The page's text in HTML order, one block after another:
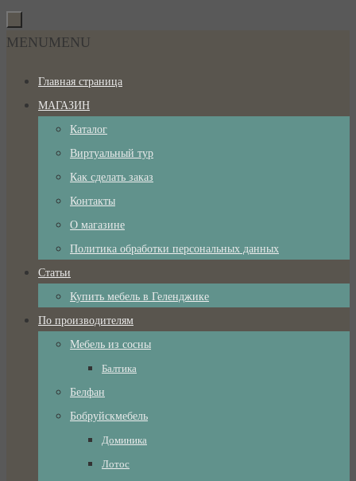
Перейти
к
Перейти
содержимому
MENUMENU
Главная страница
МАГАЗИН
Каталог
Виртуальный тур
Как сделать заказ
Контакты
О магазине
Политика обработки персональных данных
Статьи
Купить мебель в Геленджике
По производителям
Мебель из сосны
Балтика
Белфан
Бобруйскмебель
Доминика
Лотос